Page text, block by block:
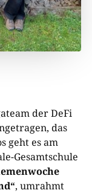
der DeFi
das
geht es am
Gesamtschule
, umrahmt